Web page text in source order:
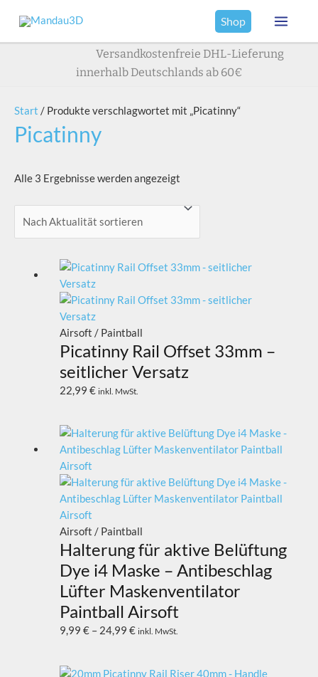
Inhalt
springen
Shop
Menu
Versandkostenfreie DHL-Lieferung
innerhalb Deutschlands ab 60€
Start / Produkte verschlagwortet mit „Picatinny“
Picatinny
Alle 3 Ergebnisse werden angezeigt
sortiert
Airsoft / Paintball
Picatinny Rail Offset 33mm –
seitlicher Versatz
22,99 € inkl. MwSt.
Airsoft / Paintball
Halterung für aktive Belüftung
Dye i4 Maske – Antibeschlag
Lüfter Maskenventilator
Paintball Airsoft
9,99 €– 24,99 € inkl. MwSt.